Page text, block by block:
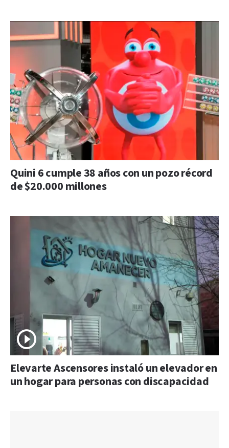
Quini 6 cumple 38 años con un pozo récord
de $20.000 millones
Elevarte Ascensores instaló un elevador en
un hogar para personas con discapacidad